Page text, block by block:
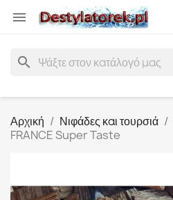

search
Αρχική Νιφάδες και τουρσιά
FRANCE Super Taste